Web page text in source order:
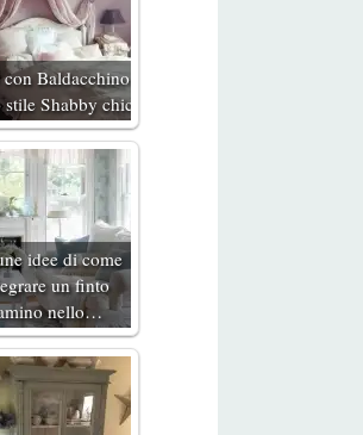
Baldacchino
Shabby chic
idee di come
un finto
nello…